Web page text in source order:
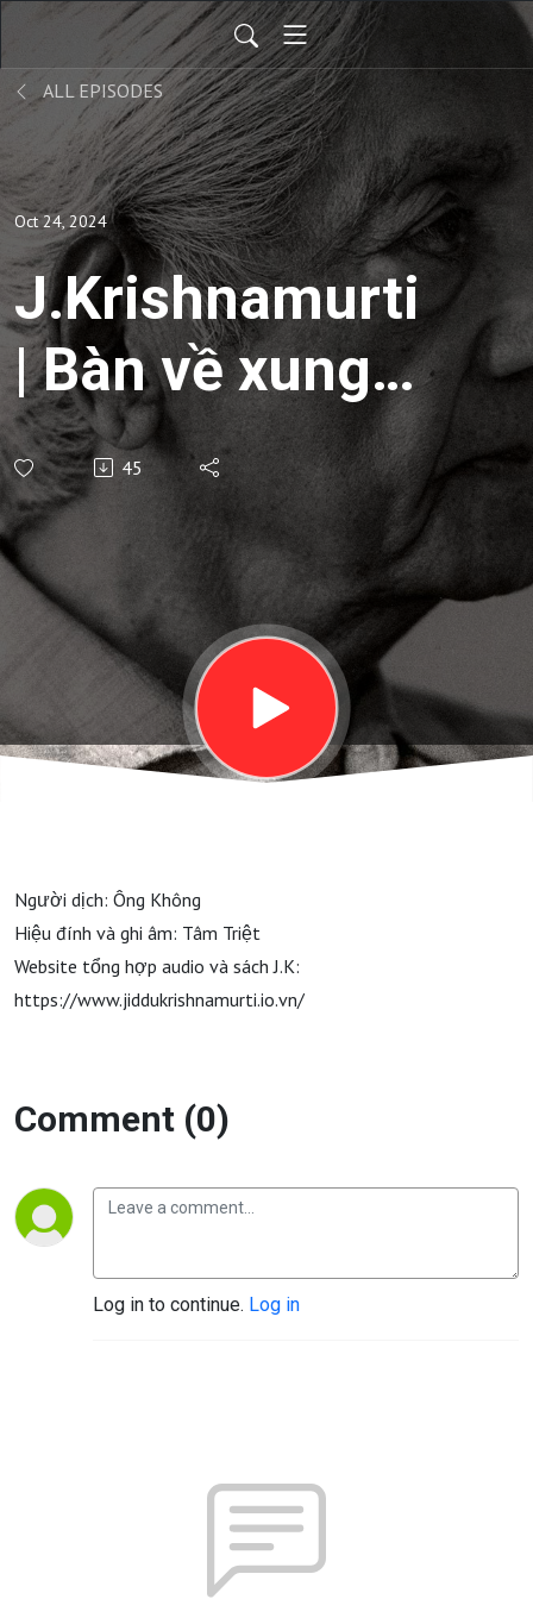
ALL EPISODES
Oct 24, 2024
J.Krishnamurti
| Bàn về xung
đột | EP09
45
Người dịch: Ông Không
Hiệu đính và ghi âm: Tâm Triệt
Website tổng hợp audio và sách J.K:
https://www.jiddukrishnamurti.io.vn/
Comment (0)
Log in to continue. Log in